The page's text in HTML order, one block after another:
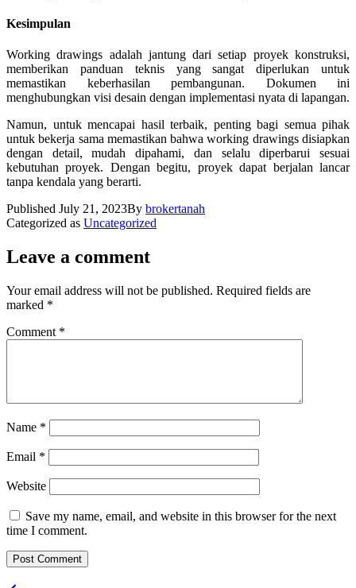
Kesimpulan
Working drawings adalah jantung dari setiap proyek konstruksi,
memberikan panduan teknis yang sangat diperlukan untuk
memastikan keberhasilan pembangunan. Dokumen ini
menghubungkan visi desain dengan implementasi nyata di lapangan.
Namun, untuk mencapai hasil terbaik, penting bagi semua pihak
untuk bekerja sama memastikan bahwa working drawings disiapkan
dengan detail, mudah dipahami, dan selalu diperbarui sesuai
kebutuhan proyek. Dengan begitu, proyek dapat berjalan lancar
tanpa kendala yang berarti.
Published July 21, 2023By brokertanah
Categorized as Uncategorized
Leave a comment
Your email address will not be published. Required fields are
marked *
Comment *
Name *
Email *
Website
Save my name, email, and website in this browser for the next
time I comment.